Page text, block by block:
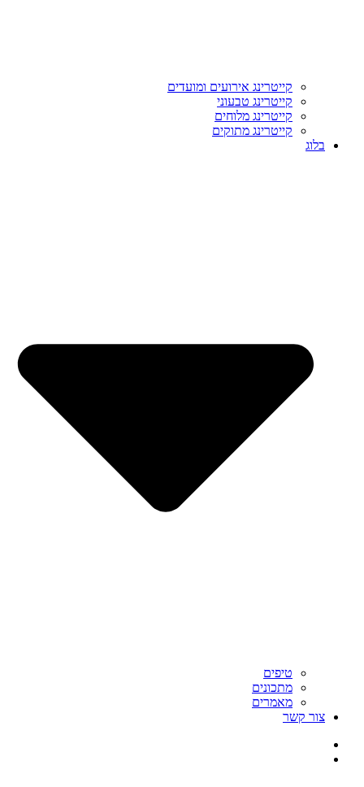
קייטרינג אירועים ומועדים
קייטרינג טבעוני
קייטרינג מלוחים
קייטרינג מתוקים
בלוג
טיפים
מתכונים
מאמרים
צור קשר